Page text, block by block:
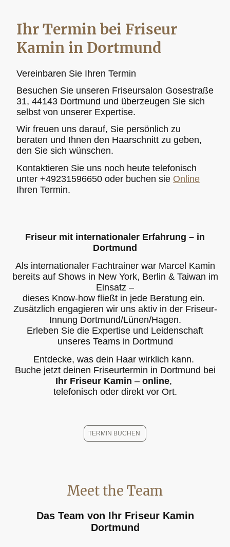
Ihr Termin bei Friseur
Kamin in Dortmund
Vereinbaren Sie Ihren Termin
Besuchen Sie unseren Friseursalon Gosestraße
31, 44143 Dortmund und überzeugen Sie sich
selbst von unserer Expertise.
Wir freuen uns darauf, Sie persönlich zu
beraten und Ihnen den Haarschnitt zu geben,
den Sie sich wünschen.
Kontaktieren Sie uns noch heute telefonisch
unter +49231596650 oder buchen sie Online
Ihren Termin.
Friseur mit internationaler Erfahrung – in
Dortmund
Als internationaler Fachtrainer war Marcel Kamin
bereits auf Shows in New York, Berlin & Taiwan im
Einsatz –
dieses Know-how fließt in jede Beratung ein.
Zusätzlich engagieren wir uns aktiv in der Friseur-
Innung Dortmund/Lünen/Hagen.
Erleben Sie die Expertise und Leidenschaft
unseres Teams in Dortmund
Entdecke, was dein Haar wirklich kann.
Buche jetzt deinen Friseurtermin in Dortmund bei
Ihr Friseur Kamin – online,
telefonisch oder direkt vor Ort.
TERMIN BUCHEN
Meet the Team
Das Team von Ihr Friseur Kamin
Dortmund